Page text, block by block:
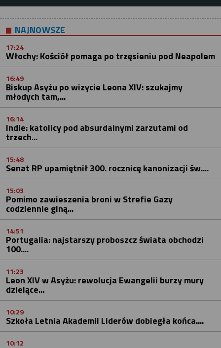
NAJNOWSZE
17:24
Włochy: Kościół pomaga po trzęsieniu pod Neapolem
16:49
Biskup Asyżu po wizycie Leona XIV: szukajmy
młodych tam,...
16:14
Indie: katolicy pod absurdalnymi zarzutami od
trzech...
15:48
Senat RP upamiętnił 300. rocznicę kanonizacji św....
15:03
Pomimo zawieszenia broni w Strefie Gazy
codziennie giną...
14:51
Portugalia: najstarszy proboszcz świata obchodzi
100....
11:23
Leon XIV w Asyżu: rewolucja Ewangelii burzy mury
dzielące...
10:29
Szkoła Letnia Akademii Liderów dobiegła końca....
10:12